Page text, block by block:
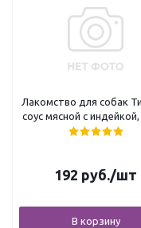
Лакомство для собак
соус мясной с индейкой,
192 руб./шт
В корзину